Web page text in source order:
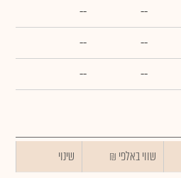
--
--
--
--
--
--
₪ שווי באלפי
שינוי